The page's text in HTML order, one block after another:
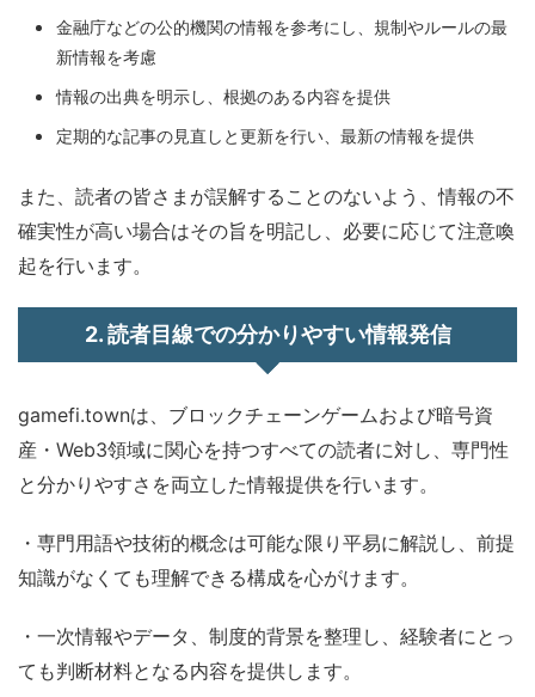
金融庁などの公的機関の情報を参考にし、規制やルールの最
新情報を考慮
情報の出典を明示し、根拠のある内容を提供
定期的な記事の見直しと更新を行い、最新の情報を提供
また、読者の皆さまが誤解することのないよう、情報の不
確実性が高い場合はその旨を明記し、必要に応じて注意喚
起を行います。
2. 読者目線での分かりやすい情報発信
gamefi.townは、ブロックチェーンゲームおよび暗号資
産・Web3領域に関心を持つすべての読者に対し、専門性
と分かりやすさを両立した情報提供を行います。
・専門用語や技術的概念は可能な限り平易に解説し、前提
知識がなくても理解できる構成を心がけます。
・一次情報やデータ、制度的背景を整理し、経験者にとっ
ても判断材料となる内容を提供します。